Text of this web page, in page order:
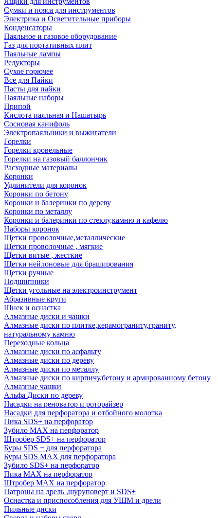
Сумки и пояса для инструментов
Электрика и Осветительные приборы
Конденсаторы
Паяльное и газовое оборудование
Газ для портативных плит
Паяльные лампы
Редукторы
Сухое горючее
Все для Пайки
Пасты для пайки
Паяльные наборы
Припой
Кислота паяльная и Нашатырь
Сосновая канифоль
Электропаяльники и выжигатели
Горелки
Горелки кровельные
Горелки на газовый баллончик
Расходные материалы
Коронки
Удлинители для коронок
Коронки по бетону
Коронки и балеринки по дереву
Коронки по металлу
Коронки и балеринки по стеклу,камню и кафелю
Наборы коронок
Щетки проволочные,металлические
Щетки проволочные , мягкие
Щетки витые , жесткие
Щетки нейлоновые для браширования
Щетки ручные
Подшипники
Щетки угольные на электроинструмент
Абразивные круги
Шнек и оснастка
Алмазные диски и чашки
Алмазные диски по плитке,керамограниту,граниту,
натуральному камню
Переходные кольца
Алмазные диски по асфальту
Алмазные диски по дереву
Алмазные диски по металлу
Алмазные диски по кирпичу,бетону и армированному бетону
Алмазные чашки
Альфа Диски по дереву
Насадки на реноватор и роторайзер
Насадки для перфоратора и отбойного молотка
Пика SDS+ на перфоратор
Зубило MAX на перфоратор
Штробер SDS+ на перфоратор
Буры SDS + для перфоратора
Буры SDS MAX для перфоратора
Зубило SDS+ на перфоратор
Пика MAX на перфоратор
Штробер MAX на перфоратор
Патроны на дрель ,шуруповерт и SDS+
Оснастка и приспособления для УШМ и дрели
Пильные диски